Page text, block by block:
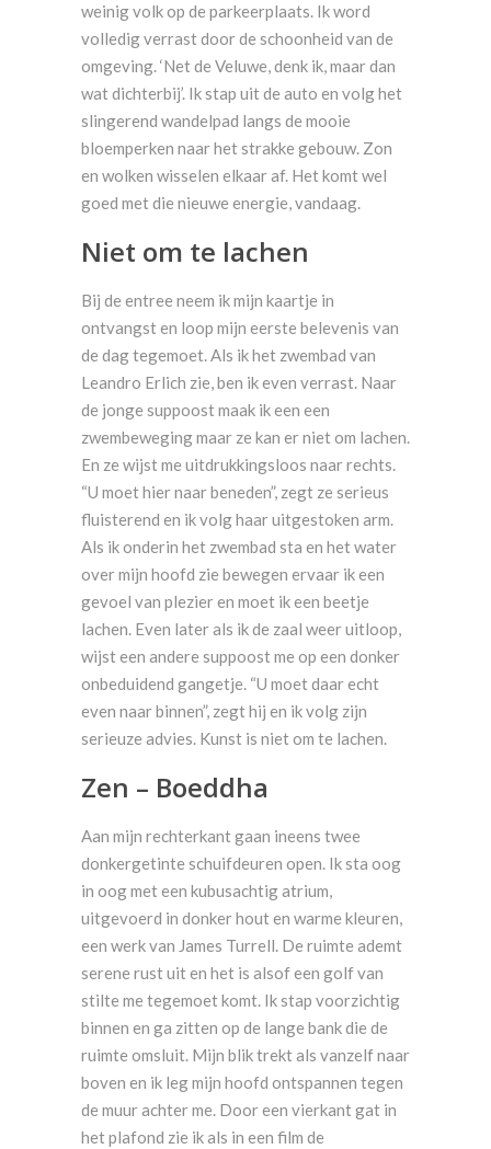
weinig volk op de parkeerplaats. Ik word
volledig verrast door de schoonheid van de
omgeving. ‘Net de Veluwe, denk ik, maar dan
wat dichterbij’. Ik stap uit de auto en volg het
slingerend wandelpad langs de mooie
bloemperken naar het strakke gebouw. Zon
en wolken wisselen elkaar af. Het komt wel
goed met die nieuwe energie, vandaag.
Niet om te lachen
Bij de entree neem ik mijn kaartje in
ontvangst en loop mijn eerste belevenis van
de dag tegemoet. Als ik het zwembad van
Leandro Erlich zie, ben ik even verrast. Naar
de jonge suppoost maak ik een een
zwembeweging maar ze kan er niet om lachen.
En ze wijst me uitdrukkingsloos naar rechts.
“U moet hier naar beneden”, zegt ze serieus
fluisterend en ik volg haar uitgestoken arm.
Als ik onderin het zwembad sta en het water
over mijn hoofd zie bewegen ervaar ik een
gevoel van plezier en moet ik een beetje
lachen. Even later als ik de zaal weer uitloop,
wijst een andere suppoost me op een donker
onbeduidend gangetje. “U moet daar echt
even naar binnen”, zegt hij en ik volg zijn
serieuze advies. Kunst is niet om te lachen.
Zen – Boeddha
Aan mijn rechterkant gaan ineens twee
donkergetinte schuifdeuren open. Ik sta oog
in oog met een kubusachtig atrium,
uitgevoerd in donker hout en warme kleuren,
een werk van James Turrell. De ruimte ademt
serene rust uit en het is alsof een golf van
stilte me tegemoet komt. Ik stap voorzichtig
binnen en ga zitten op de lange bank die de
ruimte omsluit. Mijn blik trekt als vanzelf naar
boven en ik leg mijn hoofd ontspannen tegen
de muur achter me. Door een vierkant gat in
het plafond zie ik als in een film de